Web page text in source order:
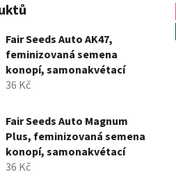
Fair Seeds Auto AK47,
feminizovaná semena
konopí, samonakvétací
36 Kč
Fair Seeds Auto Magnum
Plus, feminizovaná semena
konopí, samonakvétací
36 Kč